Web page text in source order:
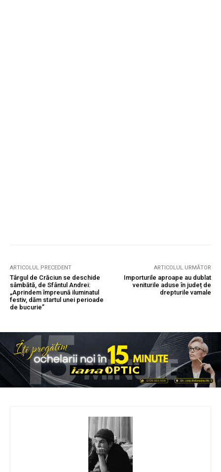
ARTICOLUL PRECEDENT
Târgul de Crăciun se deschide
sâmbătă, de Sfântul Andrei:
„Aprindem împreună iluminatul
festiv, dăm startul unei perioade
de bucurie”
ARTICOLUL URMĂTOR
Importurile aproape au dublat
veniturile aduse în județ de
drepturile vamale